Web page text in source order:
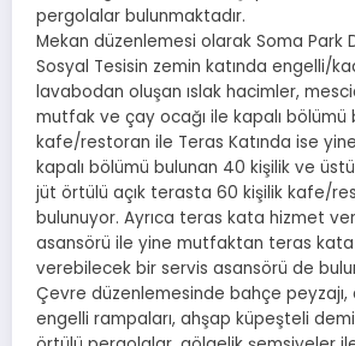
pergolalar bulunmaktadır.
Mekan düzenlemesi olarak Soma Park
Sosyal Tesisin zemin katında engelli/
lavabodan oluşan ıslak hacimler,
mutfak ve çay ocağı ile kapalı bölümü
kafe/restoran ile Teras Katında ise yine
kapalı bölümü bulunan 40 kişilik ve
jüt örtülü açık terasta 60 kişilik kafe/
bulunuyor. Ayrıca teras kata hizmet
asansörü ile yine mutfaktan teras
verebilecek bir servis asansörü de
Çevre düzenlemesinde bahçe peyzajı,
engelli rampaları, ahşap küpeşteli